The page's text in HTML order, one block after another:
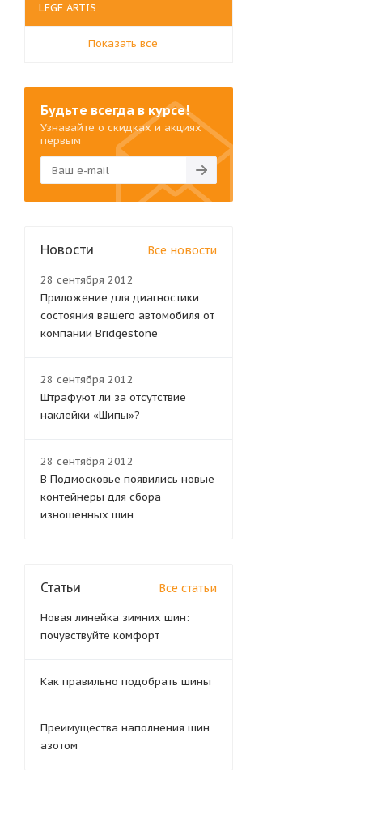
LEGE ARTIS
Показать все
Будьте всегда в курсе!
Узнавайте о скидках и акциях
первым
Новости Все новости
28 сентября 2012
Приложение для диагностики
состояния вашего автомобиля от
компании Bridgestone
28 сентября 2012
Штрафуют ли за отсутствие
наклейки «Шипы»?
28 сентября 2012
В Подмосковье появились новые
контейнеры для сбора
изношенных шин
Статьи Все статьи
Новая линейка зимних шин:
почувствуйте комфорт
Как правильно подобрать шины
Преимущества наполнения шин
азотом